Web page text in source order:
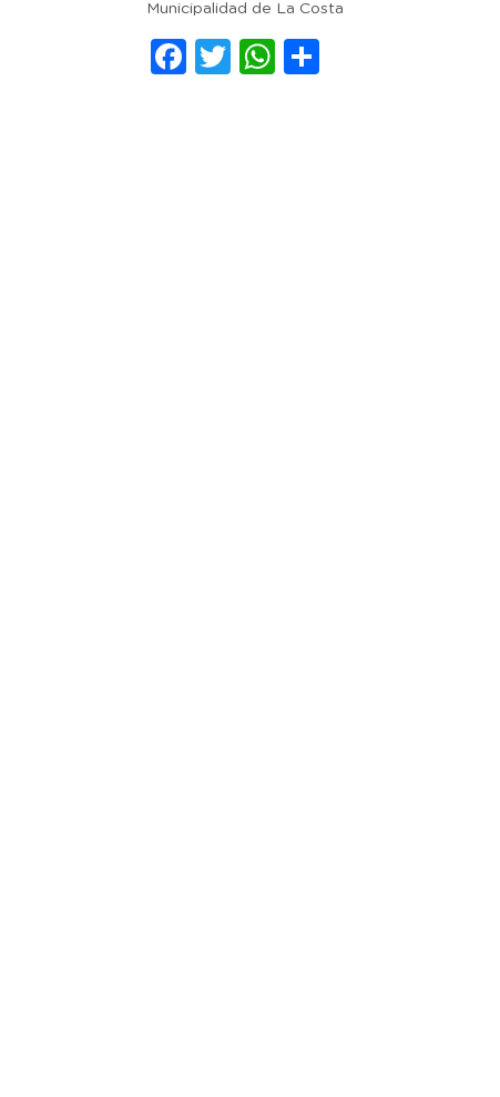
Municipalidad de La Costa
Facebook
TwitterWhatsApp